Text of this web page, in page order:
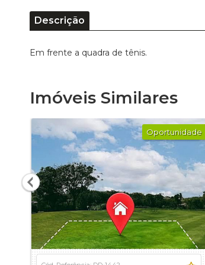
Descrição
Em frente a quadra de tênis.
Imóveis Similares
Oportunidade